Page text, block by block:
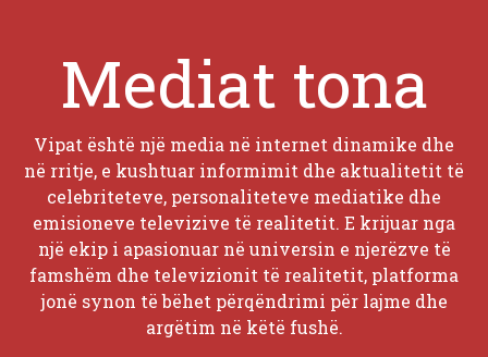
Mediat tona
Vipat është një media në internet dinamike dhe
në rritje, e kushtuar informimit dhe aktualitetit të
celebriteteve, personaliteteve mediatike dhe
emisioneve televizive të realitetit. E krijuar nga
një ekip i apasionuar në universin e njerëzve të
famshëm dhe televizionit të realitetit, platforma
jonë synon të bëhet përqëndrimi për lajme dhe
argëtim në këtë fushë.